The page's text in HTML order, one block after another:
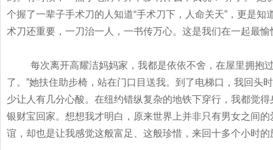
个握了一辈子手术刀的人知道“手术刀下，人命关天” ，更是知
术刀还重要，一刀治一人，一书传万心。这是我们在一起最
每次离开高耀洁妈妈家，我都是依依不舍，在屋里拥抱
了。 ”她扶住助步椅，站在门口目送我。到了电梯口，我回头
少让人有几分心酸。在纽约错纵复杂的地铁下穿行，我都觉
银财宝回家。想想我才明白，原来世界上并非只有男女之间
谊，却也是让我感觉这般富足、这般珍惜，来回十多个小时